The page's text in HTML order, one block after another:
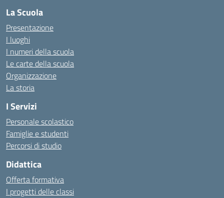
La Scuola
Presentazione
I luoghi
I numeri della scuola
Le carte della scuola
Organizzazione
La storia
I Servizi
Personale scolastico
Famiglie e studenti
Percorsi di studio
Didattica
Offerta formativa
I progetti delle classi